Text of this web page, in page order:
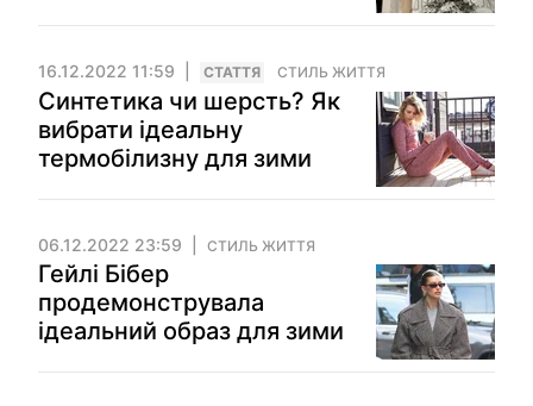
16.12.2022 11:59 СТАТТЯ СТИЛЬ ЖИТТЯ
Синтетика чи шерсть? Як
вибрати ідеальну
термобілизну для зими
06.12.2022 23:59 СТИЛЬ ЖИТТЯ
Гейлі Бібер
продемонструвала
ідеальний образ для зими